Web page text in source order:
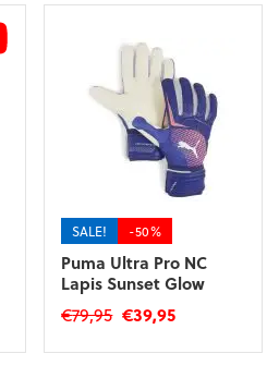
SALE! -50%
Puma Ultra Pro NC
Lapis Sunset Glow
€79,95 Oorspronkelijke
€39,95Huidige
Dit